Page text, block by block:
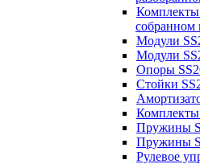
Комплекты
собранном
Модули
Модули
Опоры
Стойки
Пружины
Пружины
Рулевое